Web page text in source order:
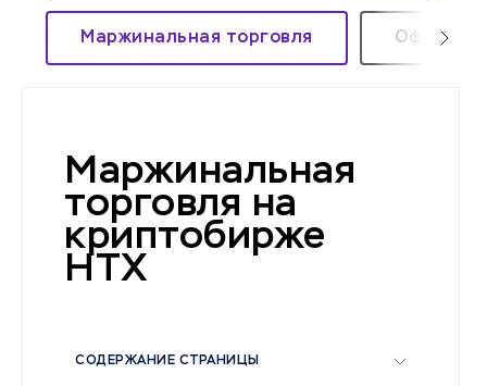
Маржинальная торговля
Маржинальная
торговля на
криптобирже
HTX
СОДЕРЖАНИЕ СТРАНИЦЫ